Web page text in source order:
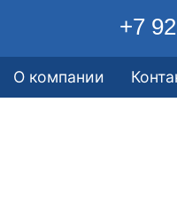
+7
О компании